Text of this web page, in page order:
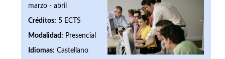
marzo - abril
Créditos: 5 ECTS
Modalidad: Presencial
Idiomas: Castellano